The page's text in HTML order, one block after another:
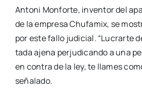
Anto­ni Mon­for­te, inven­tor del
de la empre­sa Chu­fa­mix, se
por este fallo judi­cial. “Lucrar­te
ta­da aje­na per­ju­di­can­do a una
en con­tra de la ley, te lla­mes
seña­la­do.